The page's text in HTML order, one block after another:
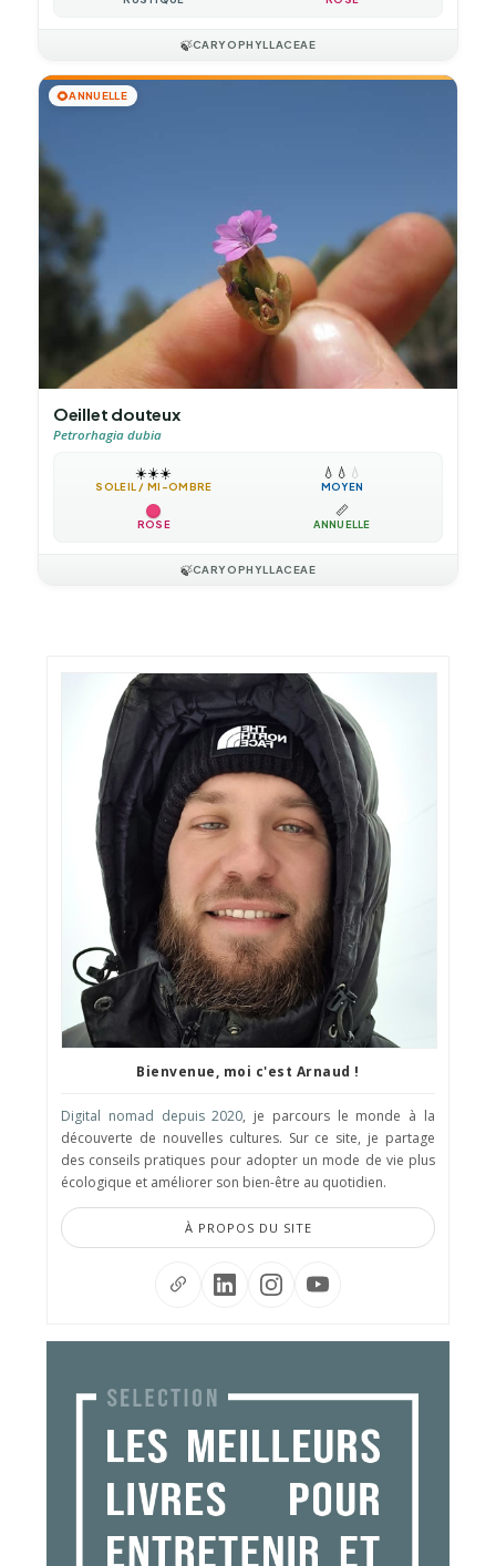
🍃CARYOPHYLLACEAE
🌻ANNUELLE
Oeillet douteux
Petrorhagia dubia
☀️☀️☀️
SOLEIL / MI-OMBRE
💧 💧 💧
MOYEN
ROSE
📏
ANNUELLE
🍃CARYOPHYLLACEAE
Bienvenue, moi c'est Arnaud !
Digital nomad depuis 2020, je parcours le monde à la
découverte de nouvelles cultures. Sur ce site, je partage
des conseils pratiques pour adopter un mode de vie plus
écologique et améliorer son bien-être au quotidien.
À PROPOS DU SITE